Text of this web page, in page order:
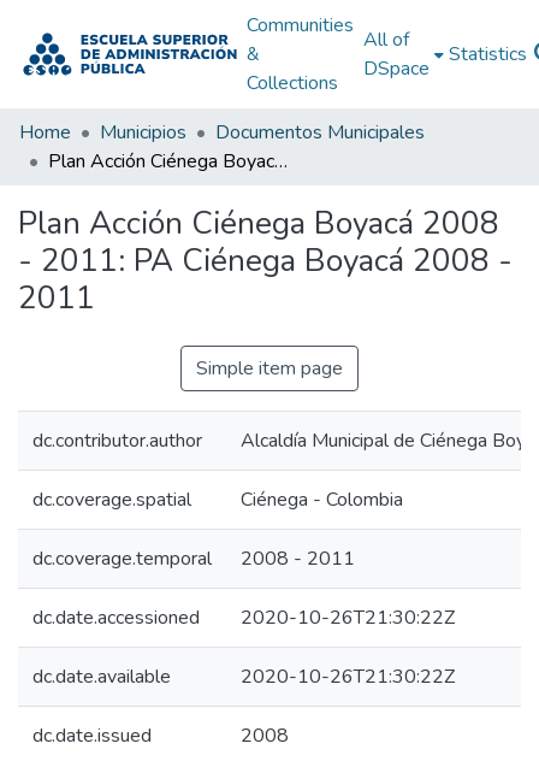
Communities
&
Collections
All of
DSpace
Statistics
Home Municipios
Documentos Municipales
Plan Acción Ciénega Boyacá 2008 - 2011: PA Ciénega Boyacá 2008 - 2011
Plan Acción Ciénega Boyacá 2008
- 2011: PA Ciénega Boyacá 2008 -
2011
Simple item page
dc.contributor.author Alcaldía Municipal de Ciénega
dc.coverage.spatial Ciénega - Colombia
dc.coverage.temporal 2008 - 2011
dc.date.accessioned 2020-10-26T21:30:22Z
dc.date.available 2020-10-26T21:30:22Z
dc.date.issued 2008